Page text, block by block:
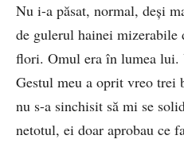
Nu i-a păsat, normal, deși
de gulerul hainei mizerabile
flori. Omul era în lumea lui.
Gestul meu a oprit vreo
nu s-a sinchisit să mi se
netotul, ei doar aprobau ce